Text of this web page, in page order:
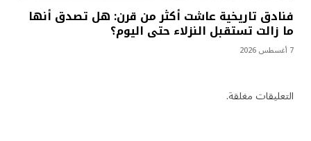
فنادق تاريخية عاشت أكثر من قرن: هل تصدق أنها
ما زالت تستقبل النزلاء حتى اليوم؟
7 أغسطس 2026
التعليقات مغلقة.